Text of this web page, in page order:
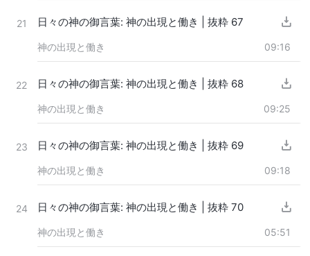
21 日々の神の御言葉: 神の出現と働き | 抜粋 67
神の出現と働き 09:16
22 日々の神の御言葉: 神の出現と働き | 抜粋 68
神の出現と働き 09:25
23 日々の神の御言葉: 神の出現と働き | 抜粋 69
神の出現と働き 09:18
24 日々の神の御言葉: 神の出現と働き | 抜粋 70
神の出現と働き 05:51